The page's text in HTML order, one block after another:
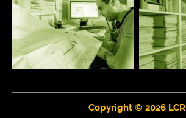
Copyright © 2026 LCR